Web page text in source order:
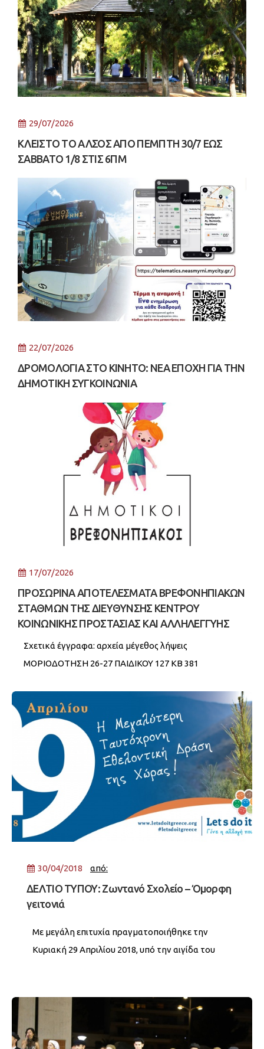
29/07/2026
ΚΛΕΙΣΤΟ ΤΟ ΑΛΣΟΣ ΑΠΟ ΠΕΜΠΤΗ 30/7 ΕΩΣ
ΣΑΒΒΑΤΟ 1/8 ΣΤΙΣ 6ΠΜ
22/07/2026
ΔΡΟΜΟΛΟΓΙΑ ΣΤΟ ΚΙΝΗΤΟ: ΝΕΑ ΕΠΟΧΗ ΓΙΑ ΤΗΝ
ΔΗΜΟΤΙΚΗ ΣΥΓΚΟΙΝΩΝΙΑ
17/07/2026
ΠΡΟΣΩΡΙΝΑ ΑΠΟΤΕΛΕΣΜΑΤΑ ΒΡΕΦΟΝΗΠΙΑΚΩΝ
ΣΤΑΘΜΩΝ ΤΗΣ ΔΙΕΥΘΥΝΣΗΣ ΚΕΝΤΡΟΥ
ΚΟΙΝΩΝΙΚΗΣ ΠΡΟΣΤΑΣΙΑΣ ΚΑΙ ΑΛΛΗΛΕΓΓΥΗΣ
Σχετικά έγγραφα: αρχεία μέγεθος λήψεις
ΜΟΡΙΟΔΟΤΗΣΗ 26-27 ΠΑΙΔΙΚΟΥ 127 KB 381
30/04/2018 από:
ΔΕΛΤΙΟ ΤΥΠΟΥ: Ζωντανό Σχολείο – Όμορφη
γειτονιά
Με µεγάλη επιτυχία πραγµατοποιήθηκε την
Κυριακή 29 Απριλίου 2018, υπό την αιγίδα του